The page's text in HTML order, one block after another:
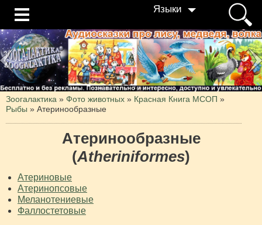
Языки
Зоогалактика » Фото животных » Красная Книга МСОП »
Рыбы » Атеринообразные
Атеринообразные
(Atheriniformes)
Атериновые
Атеринопсовые
Меланотениевые
Фаллостетовые